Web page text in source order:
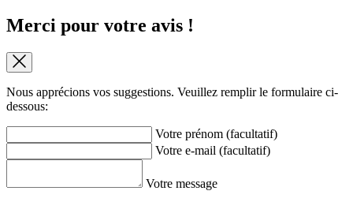
Merci pour votre avis !
Nous apprécions vos suggestions. Veuillez remplir le formulaire ci-
dessous:
Votre prénom (facultatif)
Votre e-mail (facultatif)
Votre message